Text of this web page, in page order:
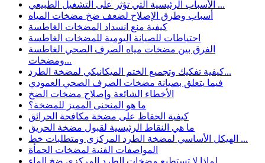
الأسباب الرئيسية التي تؤثر على التشغيل الطبيعي ...
أسباب وطرق الإصلاح لضعف ضخ مضخات المياه
كيفية منع انسداد المضخات الغاطسة
احتياطات للصيانة اليومية للمضخات الغاطسة
الفرق بين مضخات مياه الصرف الصحي الغاطسة
ومضخات...
كيفية تفكيك وتجميع الختم الميكانيكي لمضخة الطرد...
فيما يتعلق بصيانة مضخات الصرف الصحي العمودي
الأخطاء الشائعة وإصلاح مضخات الضخ
ما هو المنحنى المميز للمضخة؟
كيفية الحفاظ على مضخة مكافحة الحرائق
ما هي النقاط الرئيسية لقبول مضخة الحريق
الهيكل الأساسي لمضخة الطرد المركزي ومتطلبات خط ...
المواصفات الفنية لمضخات الحمأة
لماذا لا تستطيع مضخات الطرد المركزي ضخ الماء